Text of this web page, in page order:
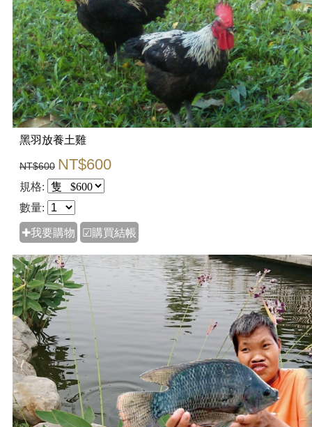
黑羽放養土雞
NT$600 NT$600
規格:
數量:
✚我要購物 ☑購買結帳